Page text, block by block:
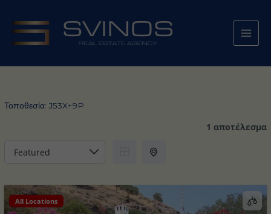
περιεχόμενο
Τοποθεσία:J53X+9P
1 αποτέλεσμα
All Locations